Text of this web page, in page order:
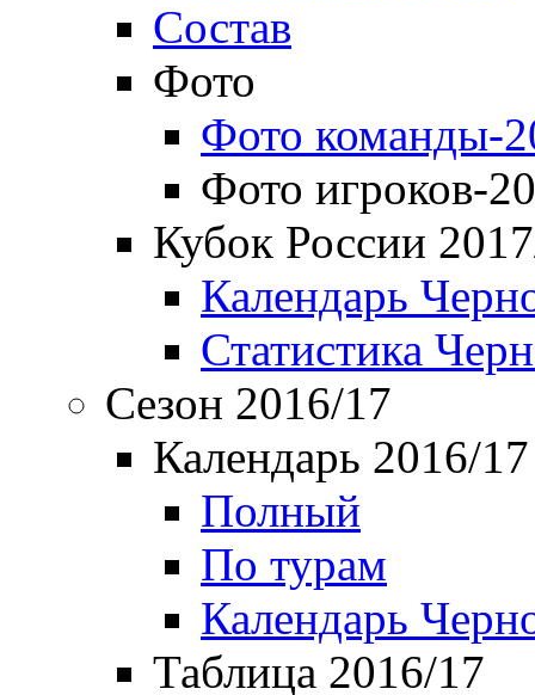
Состав
Фото
Фото команды-
Фото игроков-
Кубок России
Календарь
Статистика
Сезон 2016/17
Календарь 2016/17
Полный
По турам
Календарь
Таблица 2016/17